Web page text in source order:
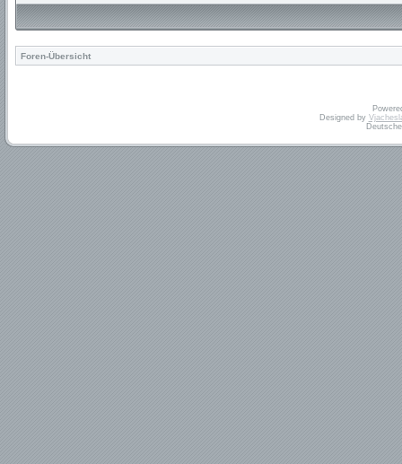
Foren-Übersicht
Designed by